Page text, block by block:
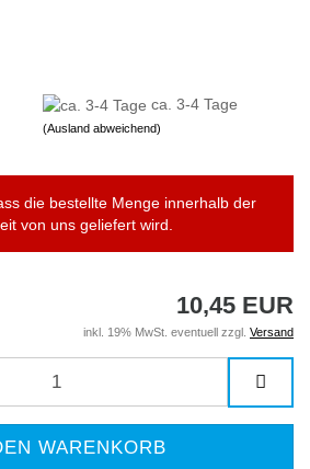
ca. 3-4 Tage
(Ausland abweichend)
die bestellte Menge innerhalb der
von uns geliefert wird.
10,45 EUR
inkl. 19% MwSt. eventuell zzgl. Versand